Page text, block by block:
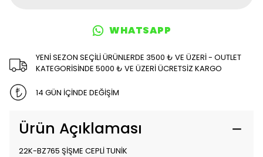
WHATSAPP
YENİ SEZON SEÇİLİ ÜRÜNLERDE 3500 ₺ VE ÜZERİ - OUTLET
KATEGORİSİNDE 5000 ₺ VE ÜZERİ ÜCRETSİZ KARGO
14 GÜN İÇİNDE DEĞİŞİM
Ürün Açıklaması
22K-BZ765 ŞİŞME CEPLİ TUNİK